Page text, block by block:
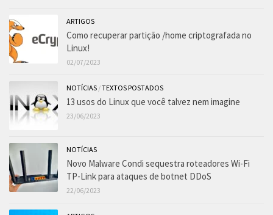
ARTIGOS
Como recuperar partição /home criptografada no
Linux!
02/07/2023
NOTÍCIAS /TEXTOS POSTADOS
13 usos do Linux que você talvez nem imagine
23/06/2023
NOTÍCIAS
Novo Malware Condi sequestra roteadores Wi-Fi
TP-Link para ataques de botnet DDoS
22/06/2023